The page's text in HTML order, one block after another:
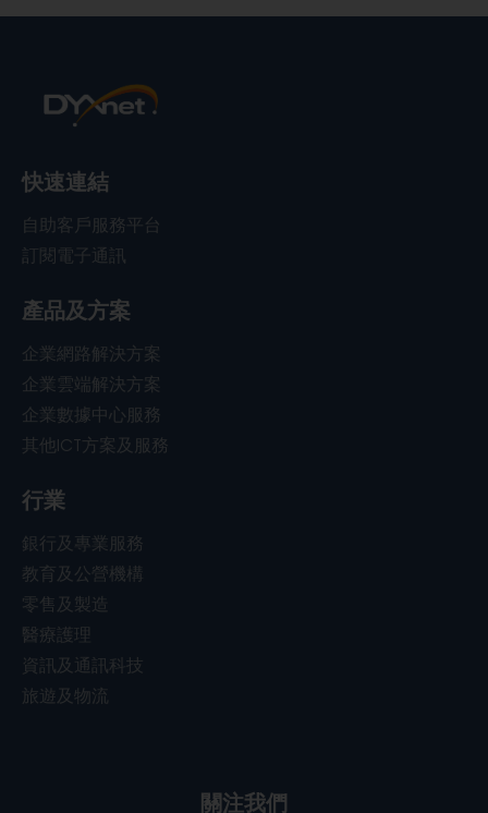
快速連結
自助客戶服務平台
訂閱電子通訊
產品及方案
企業網路解決方案
企業雲端解決方案
企業數據中心服務
其他ICT方案及服務
行業
銀行及專業服務
教育及公營機構
零售及製造
醫療護理
資訊及通訊科技
旅遊及物流
關注我們